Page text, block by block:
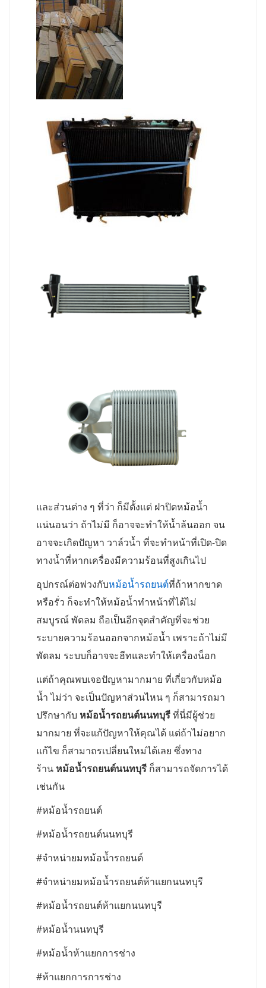
และส่วนต่าง ๆ ที่ว่า ก็มีตั้งแต่ ฝาปิดหม้อน้ำ
แน่นอนว่า ถ้าไม่มี ก็อาจจะทำให้น้ำล้นออก จน
อาจจะเกิดปัญหา วาล์วน้ำ ที่จะทำหน้าที่เปิด-ปิด
ทางน้ำที่หากเครื่องมีความร้อนที่สูงเกินไป
อุปกรณ์ต่อพ่วงกับหม้อน้ำรถยนต์ที่ถ้าหากขาด
หรือรั่ว ก็จะทำให้หม้อน้ำทำหน้าที่ได้ไม่
สมบูรณ์ พัดลม ถือเป็นอีกจุดสำคัญที่จะช่วย
ระบายความร้อนออกจากหม้อน้ำ เพราะถ้าไม่มี
พัดลม ระบบก็อาจจะฮีทและทำให้เครื่องน็อก
แต่ถ้าคุณพบเจอปัญหามากมาย ที่เกี่ยวกับหม้อ
น้ำ ไม่ว่า จะเป็นปัญหาส่วนไหน ๆ ก็สามารถมา
ปรึกษากับ หม้อน้ำรถยนต์นนทบุรีที่นี่มีผู้ช่วย
มากมาย ที่จะแก้ปัญหาให้คุณได้ แต่ถ้าไม่อยาก
แก้ไข ก็สามาถรเปลี่ยนใหม่ได้เลย ซึ่งทาง
ร้าน หม้อน้ำรถยนต์นนทบุรี ก็สามารถจัดการได้
เช่นกัน
#หม้อน้ำรถยนต์
#หม้อน้ำรถยนต์นนทบุรี
#จำหน่ายมหม้อน้ำรถยนต์
#จำหน่ายมหม้อน้ำรถยนต์ห้าแยกนนทบุรี
#หม้อน้ำรถยนต์ห้าแยกนนทบุรี
#หม้อน้ำนนทบุรี
#หม้อน้ำห้าแยกการช่าง
#ห้าแยกการการช่าง